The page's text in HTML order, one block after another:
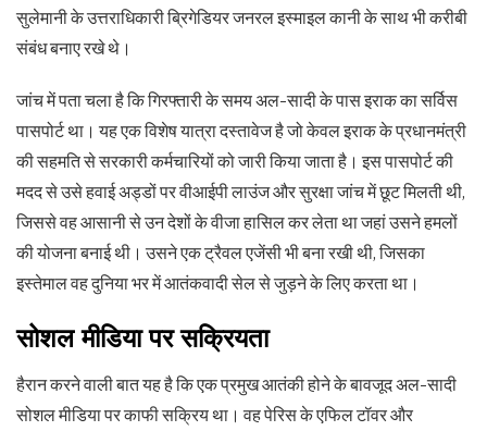
सुलेमानी के उत्तराधिकारी ब्रिगेडियर जनरल इस्माइल कानी के साथ भी करीबी
संबंध बनाए रखे थे।
जांच में पता चला है कि गिरफ्तारी के समय अल-सादी के पास इराक का सर्विस
पासपोर्ट था। यह एक विशेष यात्रा दस्तावेज है जो केवल इराक के प्रधानमंत्री
की सहमति से सरकारी कर्मचारियों को जारी किया जाता है। इस पासपोर्ट की
मदद से उसे हवाई अड्डों पर वीआईपी लाउंज और सुरक्षा जांच में छूट मिलती थी,
जिससे वह आसानी से उन देशों के वीजा हासिल कर लेता था जहां उसने हमलों
की योजना बनाई थी। उसने एक ट्रैवल एजेंसी भी बना रखी थी, जिसका
इस्तेमाल वह दुनिया भर में आतंकवादी सेल से जुड़ने के लिए करता था।
सोशल मीडिया पर सक्रियता
हैरान करने वाली बात यह है कि एक प्रमुख आतंकी होने के बावजूद अल-सादी
सोशल मीडिया पर काफी सक्रिय था। वह पेरिस के एफिल टॉवर और